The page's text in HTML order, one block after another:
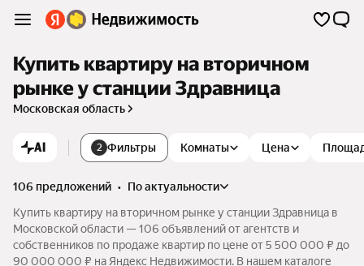
Купить квартиру на вторичном
рынке у станции Здравница
Московская область
AI 2 Фильтры Комнаты Цена
106 предложений •
по актуальности
Купить квартиру на вторичном рынке у станции Здравница в
Московской области — 106 объявлений от агентств и
собственников по продаже квартир по цене от 5 500 000 ₽ до
90 000 000 ₽ на Яндекс Недвижимости. В нашем каталоге